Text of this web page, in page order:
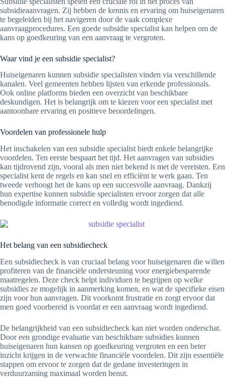
subsidieaanvragen. Zij hebben de kennis en ervaring om huiseigenaren
te begeleiden bij het navigeren door de vaak complexe
aanvraagprocedures. Een goede subsidie specialist kan helpen om de
kans op goedkeuring van een aanvraag te vergroten.
Waar vind je een subsidie specialist?
Huiseigenaren kunnen subsidie specialisten vinden via verschillende
kanalen. Veel gemeenten hebben lijsten van erkende professionals.
Ook online platforms bieden een overzicht van beschikbare
deskundigen. Het is belangrijk om te kiezen voor een specialist met
aantoonbare ervaring en positieve beoordelingen.
Voordelen van professionele hulp
Het inschakelen van een subsidie specialist biedt enkele belangrijke
voordelen. Ten eerste bespaart het tijd. Het aanvragen van subsidies
kan tijdrovend zijn, vooral als men niet bekend is met de vereisten. Een
specialist kent de regels en kan snel en efficiënt te werk gaan. Ten
tweede verhoogt het de kans op een succesvolle aanvraag. Dankzij
hun expertise kunnen subsidie specialisten ervoor zorgen dat alle
benodigde informatie correct en volledig wordt ingediend.
Het belang van een subsidiecheck
Een subsidiecheck is van cruciaal belang voor huiseigenaren die willen
profiteren van de financiële ondersteuning voor energiebesparende
maatregelen. Deze check helpt individuen te begrijpen op welke
subsidies ze mogelijk in aanmerking komen, en wat de specifieke eisen
zijn voor hun aanvragen. Dit voorkomt frustratie en zorgt ervoor dat
men goed voorbereid is voordat er een aanvraag wordt ingediend.
De belangrijkheid van een subsidiecheck kan niet worden onderschat.
Door een grondige evaluatie van beschikbare subsidies kunnen
huiseigenaren hun kansen op goedkeuring vergroten en een beter
inzicht krijgen in de verwachte financiële voordelen. Dit zijn essentiële
stappen om ervoor te zorgen dat de gedane investeringen in
verduurzaming maximaal worden benut.